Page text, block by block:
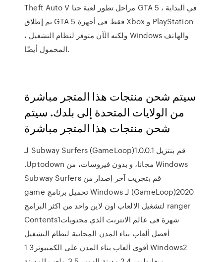
Theft Auto V مراحل تطور لعبة جتا GTA 5 في البداية ،
تم إطلاق GTA 5 فقط في أجهزة Xbox و PlayStation
، ولكنه الآن متوفر لنظام التشغيل Windows والهاتف
المحمول أيضًا.
سيتم شحن منتجات هذا المتجر مباشرة
من الولايات المتحدة إلى بلدك. سيتم
شحن منتجات هذا المتجر مباشرة
‫قم بنتزيل Subway Surfers (GameLoop)1.0.0.1 لـ
Windows مجانا، و بدون فيروسات، من Uptodown.
قم بتجريب آخر إصدار من Subway Surfers
(GameLoop)2020 لـ Windows تحميل برنامج game
ranger لتشغيل الالعاب اون لاين واحد من اكثر البرامج
شهرة فى عالم الانترنت الذي محتوياتContents1
أفضل ألعاب بناء المدن المجانية لنظام التشغيل
Windows2 أقوى ألعاب بناء المدن على الكمبيوتر3 1